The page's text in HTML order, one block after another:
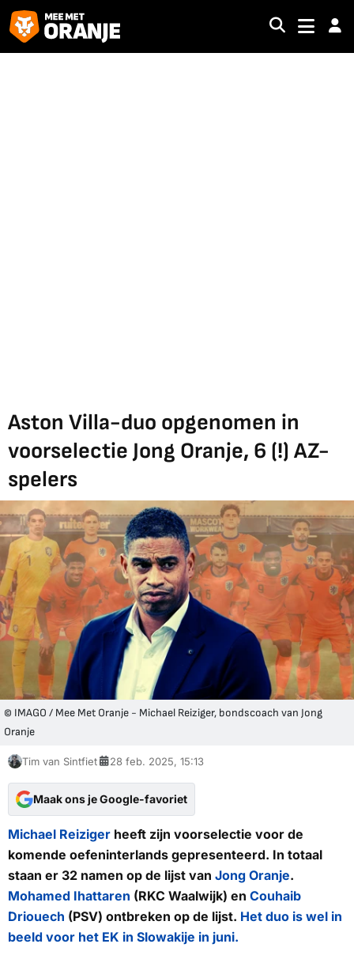
Aston Villa-duo opgenomen in
voorselectie Jong Oranje, 6 (!) AZ-
spelers
© IMAGO / Mee Met Oranje - Michael Reiziger, bondscoach van Jong
Oranje
Tim van Sintfiet 28 feb. 2025, 15:13
Maak ons je Google-favoriet
Michael Reiziger heeft zijn voorselectie voor de
komende oefeninterlands gepresenteerd. In totaal
staan er 32 namen op de lijst van Jong Oranje.
Mohamed Ihattaren (RKC Waalwijk) en Couhaib
Driouech (PSV) ontbreken op de lijst. Het duo is wel in
beeld voor het EK in Slowakije in juni.